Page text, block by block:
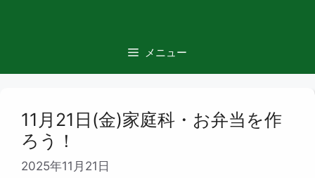
ツ
メニュー
11月21日(金)家庭科・お弁当を作
ろう！
2025年11月21日